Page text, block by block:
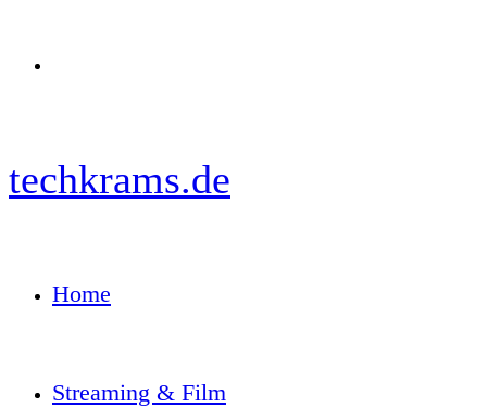
techkrams.de
Home
Streaming & Film